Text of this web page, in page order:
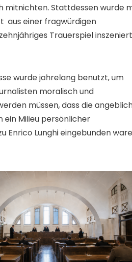
mitnichten. Stattdessen wurde
aus einer fragwürdigen
Trauerspiel
wurde jahrelang benutzt, um
moralisch und
müssen, dass die
ein Milieu persönlicher
Enrico Lunghi eingebunden